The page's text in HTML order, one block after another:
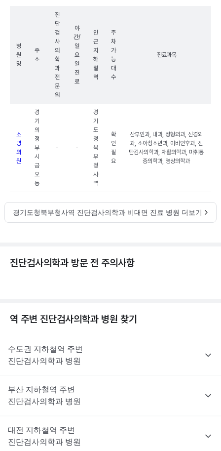
병
원
명
주
소
진
단
검
사
의
학
과
전
문
의
야
간/
일
요
일
진
료
인
근
지
하
철
역
주
차
가
능
대
수
진료과목
소
명
의
원
경
기
의
정
부
시
금
오
동
- -
경
기
도
청
북
부
청
사
역
확
인
필
요
산부인과, 내과, 정형외과, 신경외
과, 소아청소년과, 이비인후과, 진
단검사의학과, 재활의학과, 마취통
증의학과, 영상의학과
경기도청북부청사역 진단검사의학과 비대면 진료 병원 더보기
진단검사의학과 방문 전 주의사항
역 주변 진단검사의학과 병원 찾기
수도권 지하철역 주변
진단검사의학과 병원
부산 지하철역 주변
진단검사의학과 병원
대전 지하철역 주변
진단검사의학과 병원